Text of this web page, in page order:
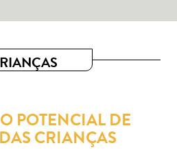
POTENCIAL DE
CRIANÇAS